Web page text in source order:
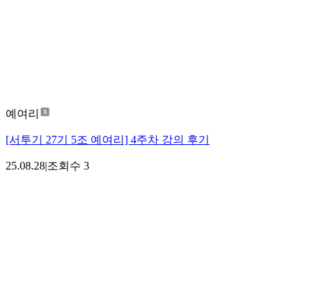
예여리
[서투기 27기 5조 예여리] 4주차 강의 후기
25.08.28|조회수 3